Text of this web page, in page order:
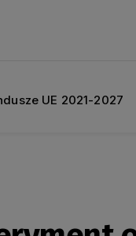
UE 2021-2027